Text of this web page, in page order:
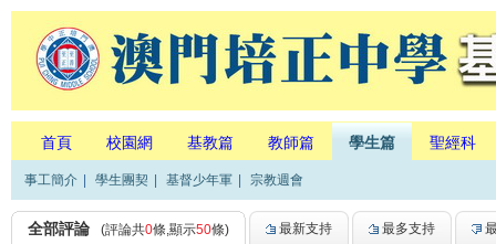
首頁 校園網 基教篇 教師篇 學生篇 聖經科
事工簡介 學生團契 基督少年軍 宗教週會
全部評論 (評論共0條,顯示50條) 最新支持 最多支持